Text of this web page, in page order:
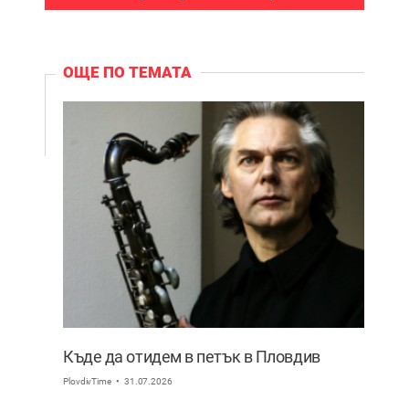
ОЩЕ ПО ТЕМАТА
Къде да отидем в петък в Пловдив
PlovdivTime 31.07.2026